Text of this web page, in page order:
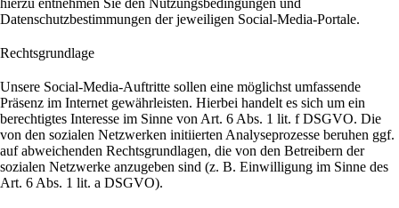
hierzu entnehmen Sie den Nutzungsbedingungen und
Datenschutzbestimmungen der jeweiligen Social-Media-Portale.
Rechtsgrundlage
Unsere Social-Media-Auftritte sollen eine möglichst umfassende
Präsenz im Internet gewährleisten. Hierbei handelt es sich um ein
berechtigtes Interesse im Sinne von Art. 6 Abs. 1 lit. f DSGVO. Die
von den sozialen Netzwerken initiierten Analyseprozesse beruhen ggf.
auf abweichenden Rechtsgrundlagen, die von den Betreibern der
sozialen Netzwerke anzugeben sind (z. B. Einwilligung im Sinne des
Art. 6 Abs. 1 lit. a DSGVO).